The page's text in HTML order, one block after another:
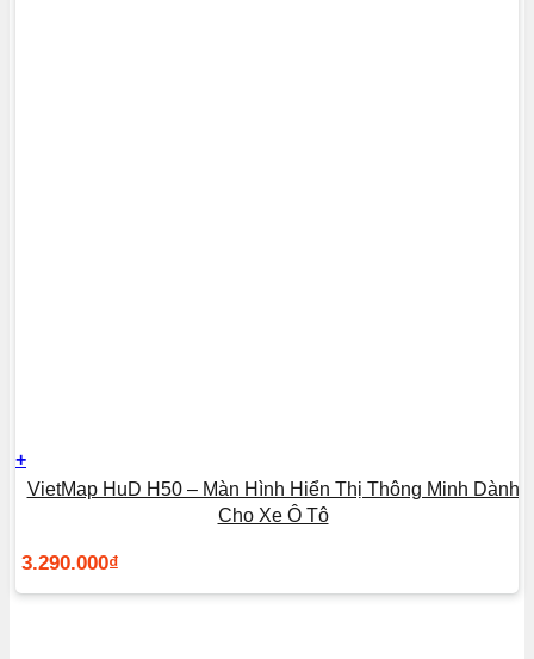
+
VietMap HuD H50 – Màn Hình Hiển Thị Thông Minh Dành
Cho Xe Ô Tô
3.290.000₫